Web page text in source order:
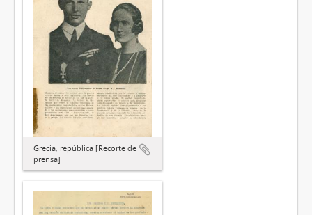
Grecia, república [Recorte de
prensa]